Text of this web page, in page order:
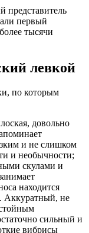
представитель
первый
тысячи
левкой
по которым
довольно
и не слишком
и необычности;
скулами и
находится
Аккуратный, не
сильный и
вибрисы